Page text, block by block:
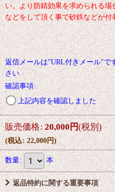
い。より防錆効果を求められる
などをして頂く事で砂鉄などが付
返信メールは"URL付きメール"で
さい
確認事項:
上記内容を確認しました
販売価格: 20,000円(税別)
(税込: 22,000円)
数量: 本
返品特約に関する重要事項